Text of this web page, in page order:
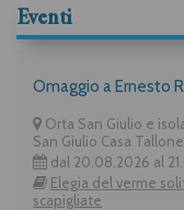
Eventi
Omaggio a Ernesto
Orta San Giulio e
San Giulio Casa Tallone
dal 20.08.2026 al
Elegia del verme
scapigliate